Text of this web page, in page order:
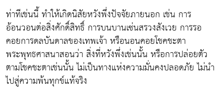
ท่าทีเช่นนี้ ทำให้เกิดนิสัยหวังพึ่งปัจจัยภายนอก เช่น การ
อ้อนวอนต่อสิ่งศักดิ์สิทธิ์ การบนบานเซ่นสรวงสังเวย การรอ
คอยการดลบันดาลของเทพเจ้า หรือนอนคอยโชคชะตา
พระพุทธศาสนาสอนว่า สิ่งที่หวังพึ่งเช่นนั้น หรือการปล่อยตัว
ตามโชคชะตาเช่นนั้น ไม่เป็นทางแห่งความมั่นคงปลอดภัย ไม่นำ
ไปสู่ความพ้นทุกข์แท้จริง